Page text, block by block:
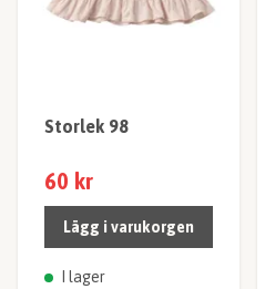
Storlek 98
60 kr
Lägg i varukorgen
I lager